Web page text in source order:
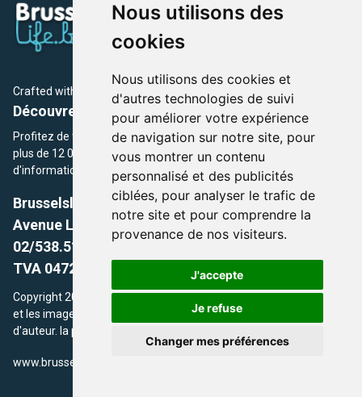
Nous utilisons des
cookies
Nous utilisons des cookies et
d'autres technologies de suivi
pour améliorer votre expérience
de navigation sur notre site, pour
vous montrer un contenu
personnalisé et des publicités
ciblées, pour analyser le trafic de
notre site et pour comprendre la
provenance de nos visiteurs.
J'accepte
Je refuse
Changer mes préférences
Crafted with by Brusselslife Team
Découvrez plus de 12 000 adresses et événements
Profitez de toutes les sections de BrusselsLife.be et découvrez
plus de 12 000 adresses et un grand choix d'événements,
d'informations et de conseils et astuces de notre écriture.
Brusselslife.be
Avenue Louise, 500 -1050 Ixelles, Brussels,
02/538.51.49.
TVA 0472.281.221
Copyright 2026 © Brusselslife.be Tous droits réservés. Le contenu
et les images utilisés sur ce site sont protégés par le droit
d'auteur. la propriétaires respectifs.
www.brusselsLife.be